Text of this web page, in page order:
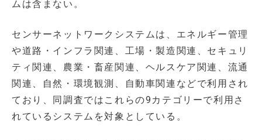
ムは含まない。
センサーネットワークシステムは、エネルギー管理
や道路・インフラ関連、工場・製造関連、セキュリ
ティ関連、農業・畜産関連、ヘルスケア関連、流通
関連、自然・環境観測、自動車関連などで利用され
ており、同調査ではこれらの9カテゴリーで利用さ
れているシステムを対象としている。